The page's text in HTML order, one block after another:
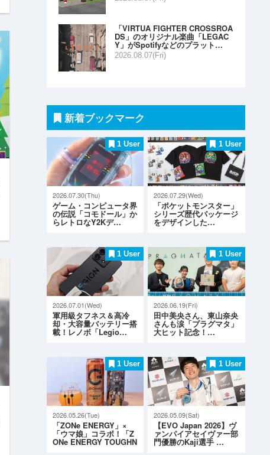
「VIRTUA FIGHTER CROSSROA
DS」のオリジナル楽曲「LEGAC
Y」がSpotifyなどのプラット…
2026.08.07(Fri)
新着ブックマーク
1 User
2026.07.30(Thu)
ゲーム・コンピュータ界
の伝説「コモドール」か
らレトロなY2Kデ…
1 User
2026.07.29(Wed)
「ポケットモンスター」
シリーズ歴代パッケージ
をデザインした…
1 User
2026.07.01(Wed)
軍用級タフネス＆高冷
却・大容量バッテリー搭
載！レノボ「Legio…
1 User
2026.06.19(Fri)
田中美央さん、東山奈央
さんも涙「プラグマタ」
大ヒット記念！…
1 User
2026.05.26(Tue)
「ZONe ENERGY」×
「ウマ娘」コラボ！「Z
ONe ENERGY TOUGHN
1 User
2026.05.09(Sat)
【EVO Japan 2026】ヴ
ァンパイアセイヴァー部
門優勝のKaji選手 …